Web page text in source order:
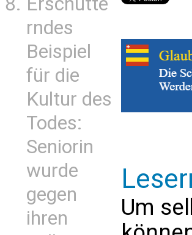
rndes
Beispiel
für die
Kultur des
Todes:
Seniorin
wurde
gegen
ihren
Um